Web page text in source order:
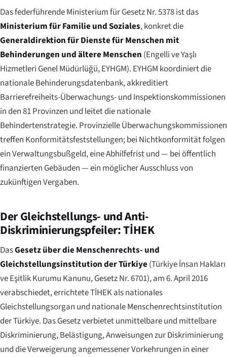
Das federführende Ministerium für Gesetz Nr. 5378 ist das
Ministerium für Familie und Soziales, konkret die
Generaldirektion für Dienste für Menschen mit
Behinderungen und ältere Menschen (Engelli ve Yaşlı
Hizmetleri Genel Müdürlüğü, EYHGM). EYHGM koordiniert die
nationale Behinderungsdatenbank, akkreditiert
Barrierefreiheits-Überwachungs- und Inspektionskommissionen
in den 81 Provinzen und leitet die nationale
Behindertenstrategie. Provinzielle Überwachungskommissionen
treffen Konformitätsfeststellungen; bei Nichtkonformität folgen
ein Verwaltungsbußgeld, eine Abhilfefrist und — bei öffentlich
finanzierten Gebäuden — ein möglicher Ausschluss von
zukünftigen Vergaben.
Der Gleichstellungs- und Anti-
Diskriminierungspfeiler: TİHEK
DasGesetz über die Menschenrechts- und
Gleichstellungsinstitution der Türkiye(Türkiye İnsan Hakları
ve Eşitlik Kurumu Kanunu, Gesetz Nr. 6701), am 6. April 2016
verabschiedet, errichtete TİHEK als nationales
Gleichstellungsorgan und nationale Menschenrechtsinstitution
der Türkiye. Das Gesetz verbietet unmittelbare und mittelbare
Diskriminierung, Belästigung, Anweisungen zur Diskriminierung
und die Verweigerung angemessener Vorkehrungen in einer